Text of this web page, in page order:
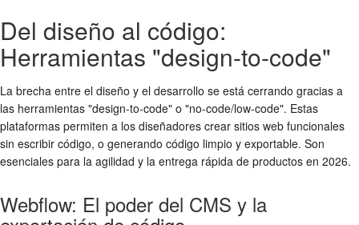
Del diseño al código:
Herramientas "design-to-code"
La brecha entre el diseño y el desarrollo se está cerrando gracias a
las herramientas "design-to-code" o "no-code/low-code". Estas
plataformas permiten a los diseñadores crear sitios web funcionales
sin escribir código, o generando código limpio y exportable. Son
esenciales para la agilidad y la entrega rápida de productos en 2026.
Webflow: El poder del CMS y la